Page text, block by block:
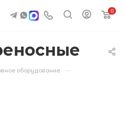
0
оборудование —